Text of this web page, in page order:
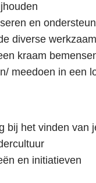
en
diverse
kraam
meedoen in een
bij het vinden van
en initiatieven